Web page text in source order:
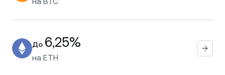
До 6,25%
на ETH